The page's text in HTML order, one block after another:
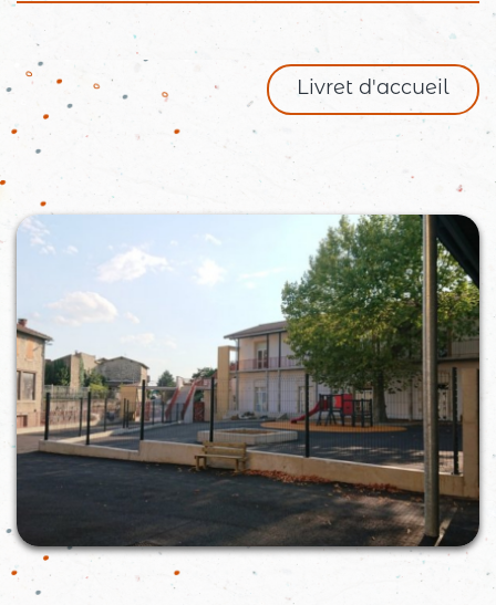
Place Anatole France, 26260 Saint Donat sur
l’Herbasse
04 75 45 15 16
ce.0260636a@ac-grenoble.fr
Directrice : Carole BELLERI
Effectifs : 120 élèves, 5 classes
Livret d'accueil